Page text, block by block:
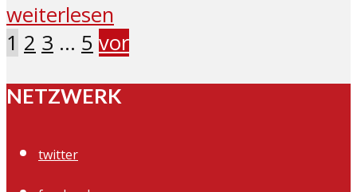
weiterlesen
1 2 3 … 5 vor
NETZWERK
twitter